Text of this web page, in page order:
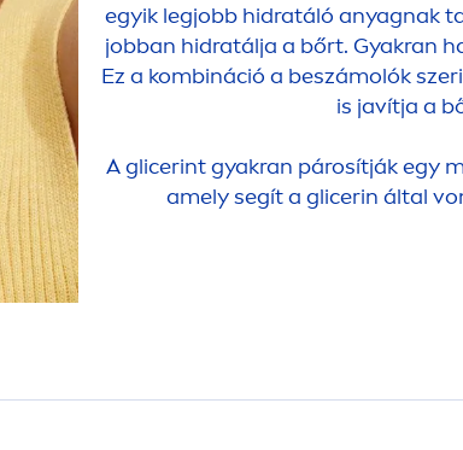
egyik legjobb hidratáló anyagnak
jobban hidratálja a bőrt. Gyakran
Ez a kombináció a beszámolók
is javítja a
A glicerint gyakran párosítják egy
amely segít a glicerin által